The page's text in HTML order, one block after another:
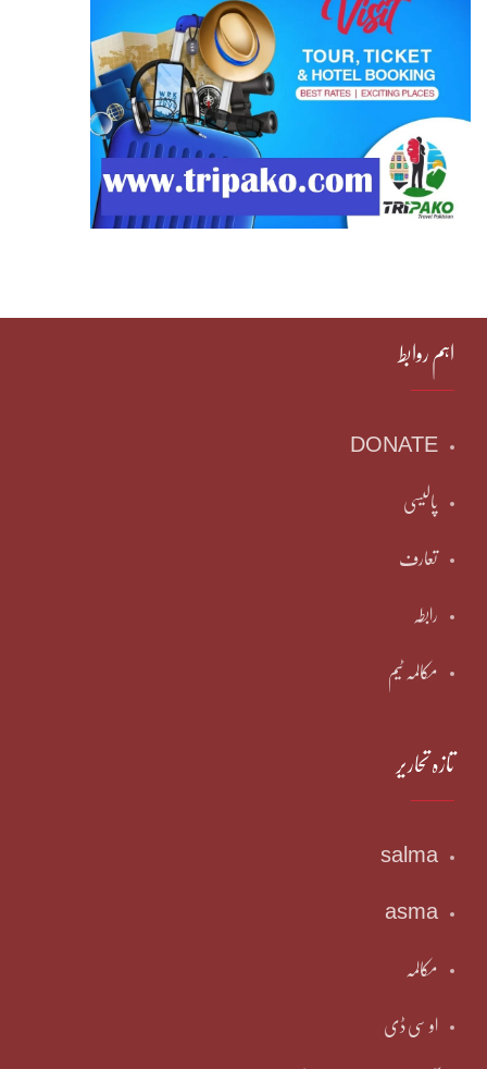
اہم روابط
DONATE
پالیسی
تعارف
رابطہ
مکالمہ ٹیم
تازہ تحاریر
salma
asma
مکالمہ
او سی ڈی